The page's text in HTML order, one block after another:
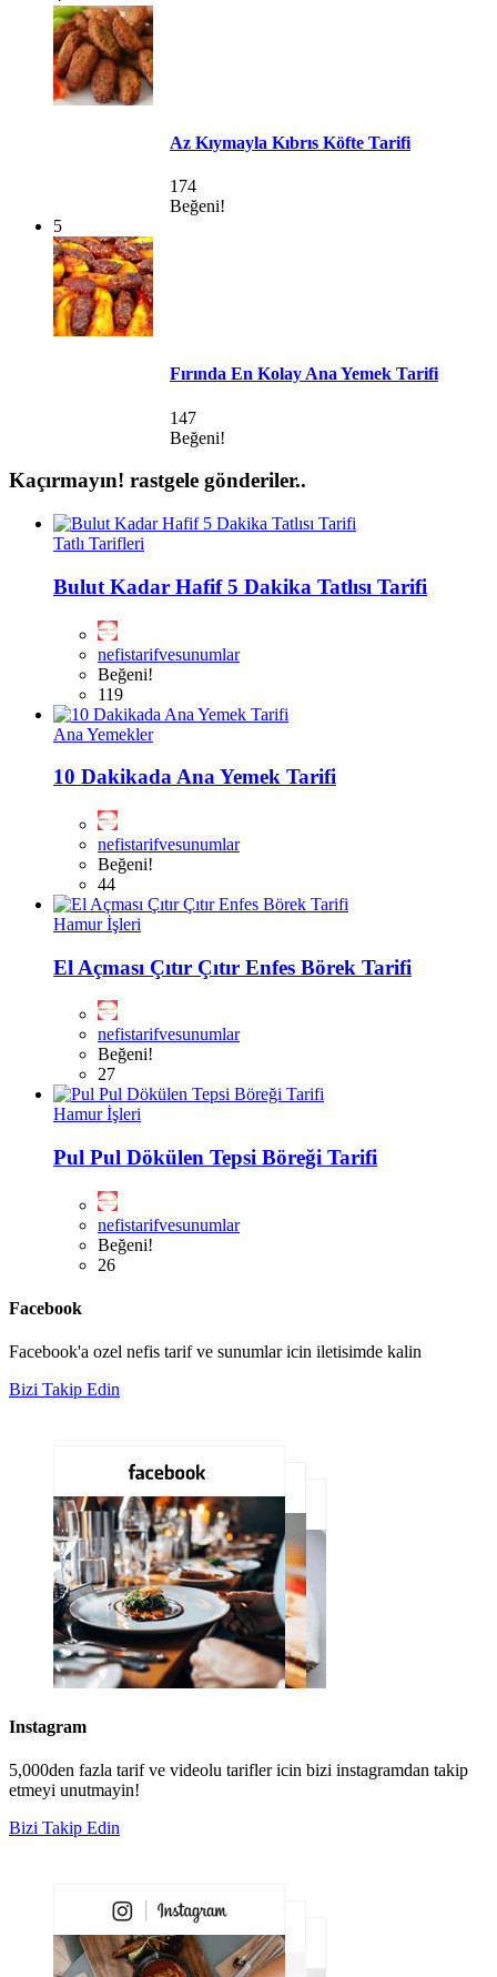
Az Kıymayla Kıbrıs Köfte Tarifi
174
Beğeni!
5
Fırında En Kolay Ana Yemek Tarifi
147
Beğeni!
Kaçırmayın! rastgele gönderiler..
Tatlı Tarifleri
Bulut Kadar Hafif 5 Dakika Tatlısı Tarifi
nefistarifvesunumlar
Beğeni!
119
Ana Yemekler
10 Dakikada Ana Yemek Tarifi
nefistarifvesunumlar
Beğeni!
44
Hamur İşleri
El Açması Çıtır Çıtır Enfes Börek Tarifi
nefistarifvesunumlar
Beğeni!
27
Hamur İşleri
Pul Pul Dökülen Tepsi Böreği Tarifi
nefistarifvesunumlar
Beğeni!
26
Facebook
Facebook'a ozel nefis tarif ve sunumlar icin iletisimde kalin
Bizi Takip Edin
Instagram
5,000den fazla tarif ve videolu tarifler icin bizi instagramdan takip
etmeyi unutmayin!
Bizi Takip Edin